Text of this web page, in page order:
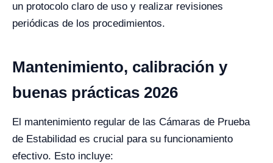
un protocolo claro de uso y realizar revisiones
periódicas de los procedimientos.
Mantenimiento, calibración y
buenas prácticas 2026
El mantenimiento regular de las Cámaras de Prueba
de Estabilidad es crucial para su funcionamiento
efectivo. Esto incluye: